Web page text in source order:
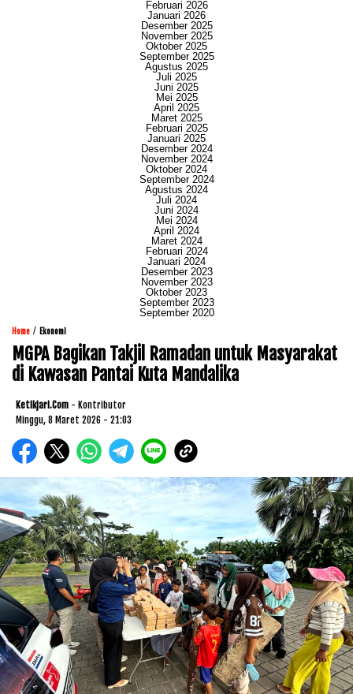
Februari 2026
Januari 2026
Desember 2025
November 2025
Oktober 2025
September 2025
Agustus 2025
Juli 2025
Juni 2025
Mei 2025
April 2025
Maret 2025
Februari 2025
Januari 2025
Desember 2024
November 2024
Oktober 2024
September 2024
Agustus 2024
Juli 2024
Juni 2024
Mei 2024
April 2024
Maret 2024
Februari 2024
Januari 2024
Desember 2023
November 2023
Oktober 2023
September 2023
September 2020
Home / Ekonomi
MGPA Bagikan Takjil Ramadan untuk Masyarakat
di Kawasan Pantai Kuta Mandalika
Ketikjari.com - Kontributor
Minggu, 8 Maret 2026 - 21:03